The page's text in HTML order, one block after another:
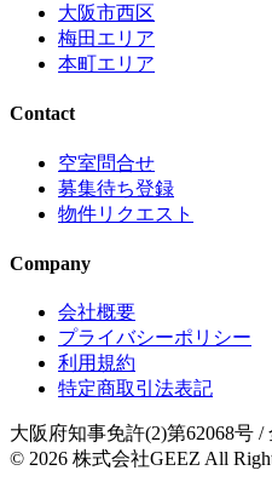
大阪市西区
梅田エリア
本町エリア
Contact
空室問合せ
募集待ち登録
物件リクエスト
Company
会社概要
プライバシーポリシー
利用規約
特定商取引法表記
大阪府知事免許(2)第62068号 /
© 2026 株式会社GEEZ All